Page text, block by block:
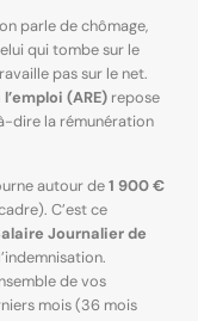
parle de chômage,
qui tombe sur le
pas sur le net.
(ARE)repose
dire la rémunération
autour de1 900 €
C’est ce
Journalier de
de vos
mois (36 mois